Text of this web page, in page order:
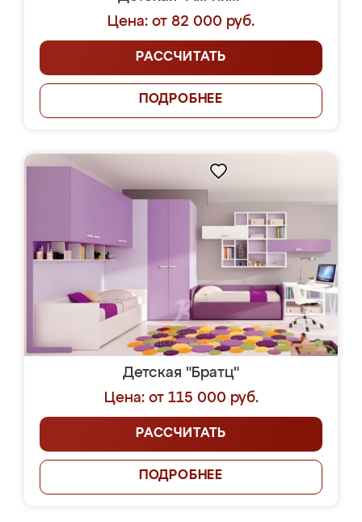
Цена: от 82 000 руб.
РАССЧИТАТЬ
ПОДРОБНЕЕ
Детская "Братц"
Цена: от 115 000 руб.
РАССЧИТАТЬ
ПОДРОБНЕЕ